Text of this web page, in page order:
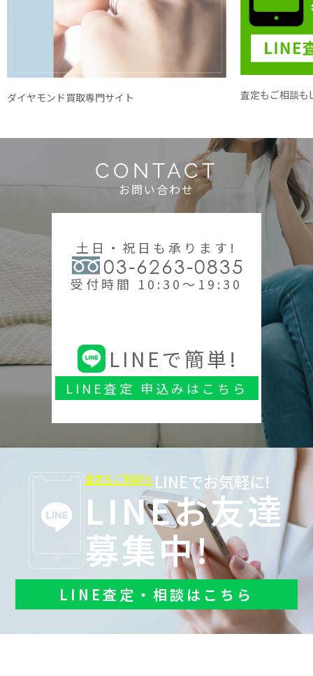
ダイヤモンド買取専門サイト 査定もご相談も
CONTACT
お問い合わせ
土日・祝日も承ります!
03-6263-0835
受付時間 10:30～19:30
LINEで簡単!
LINE査定 申込みはこちら
査定もご相談も LINEでお気軽に!
LINEお友達
募集中!
LINE査定・相談はこちら